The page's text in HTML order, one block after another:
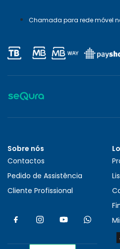
Chamada para rede móvel
Sobre nós
Contactos
Pedido de Assistência
Cliente Profissional